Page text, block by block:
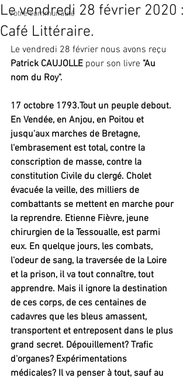
Votre communauté
Le vendredi 28 février 2020 :
Café Littéraire.
Le vendredi 28 février nous avons reçu
Patrick CAUJOLLE pour son livre "Au
nom du Roy".
17 octobre 1793.Tout un peuple debout.
En Vendée, en Anjou, en Poitou et
jusqu'aux marches de Bretagne,
l'embrasement est total, contre la
conscription de masse, contre la
constitution Civile du clergé. Cholet
évacuée la veille, des milliers de
combattants se mettent en marche pour
la reprendre. Etienne Fièvre, jeune
chirurgien de la Tessoualle, est parmi
eux. En quelque jours, les combats,
l'odeur de sang, la traversée de la Loire
et la prison, il va tout connaître, tout
apprendre. Mais il ignore la destination
de ces corps, de ces centaines de
cadavres que les bleus amassent,
transportent et entreposent dans le plus
grand secret. Dépouillement? Trafic
d'organes? Expérimentations
médicales? Il va penser à tout, sauf au